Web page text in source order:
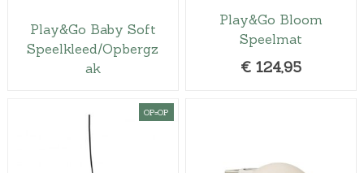
Play&Go Baby Soft
Speelkleed/Opbergz
ak
Play&Go Bloom
Speelmat
€ 124,95
OP=OP